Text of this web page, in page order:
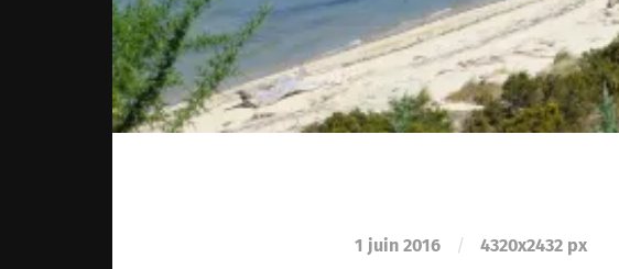
1 juin 2016 / 4320x2432 px